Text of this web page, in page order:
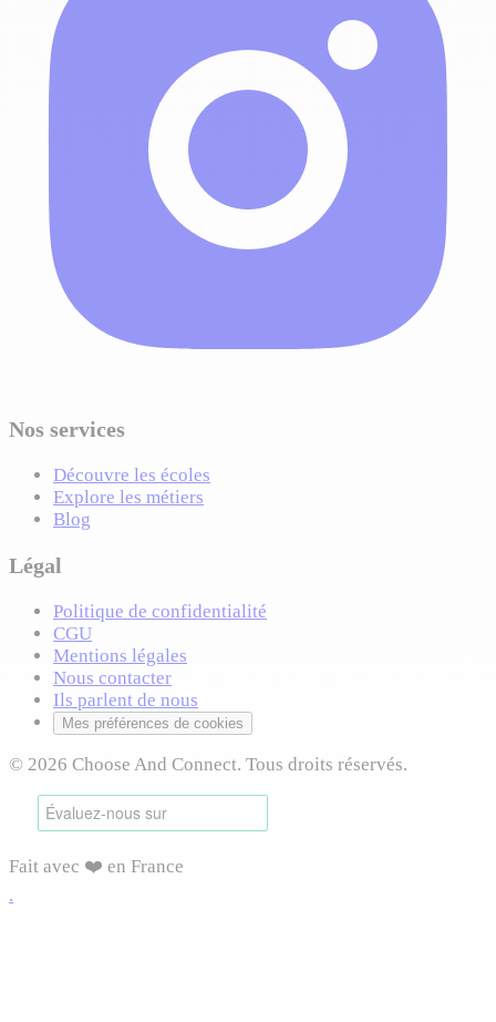
Nos services
Découvre les écoles
Explore les métiers
Blog
Légal
Politique de confidentialité
CGU
Mentions légales
Nous contacter
Ils parlent de nous
Mes préférences de cookies
© 2026 Choose And Connect. Tous droits réservés.
Fait avec ❤️ en France
.